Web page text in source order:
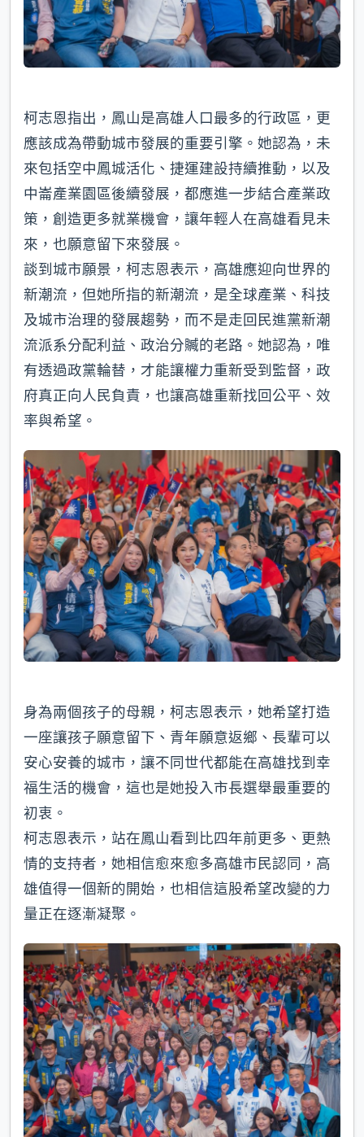
柯志恩指出，鳳山是高雄人口最多的行政區，更
應該成為帶動城市發展的重要引擎。她認為，未
來包括空中鳳城活化、捷運建設持續推動，以及
中崙產業園區後續發展，都應進一步結合產業政
策，創造更多就業機會，讓年輕人在高雄看見未
來，也願意留下來發展。
談到城市願景，柯志恩表示，高雄應迎向世界的
新潮流，但她所指的新潮流，是全球產業、科技
及城市治理的發展趨勢，而不是走回民進黨新潮
流派系分配利益、政治分贓的老路。她認為，唯
有透過政黨輪替，才能讓權力重新受到監督，政
府真正向人民負責，也讓高雄重新找回公平、效
率與希望。
身為兩個孩子的母親，柯志恩表示，她希望打造
一座讓孩子願意留下、青年願意返鄉、長輩可以
安心安養的城市，讓不同世代都能在高雄找到幸
福生活的機會，這也是她投入市長選舉最重要的
初衷。
柯志恩表示，站在鳳山看到比四年前更多、更熱
情的支持者，她相信愈來愈多高雄市民認同，高
雄值得一個新的開始，也相信這股希望改變的力
量正在逐漸凝聚。